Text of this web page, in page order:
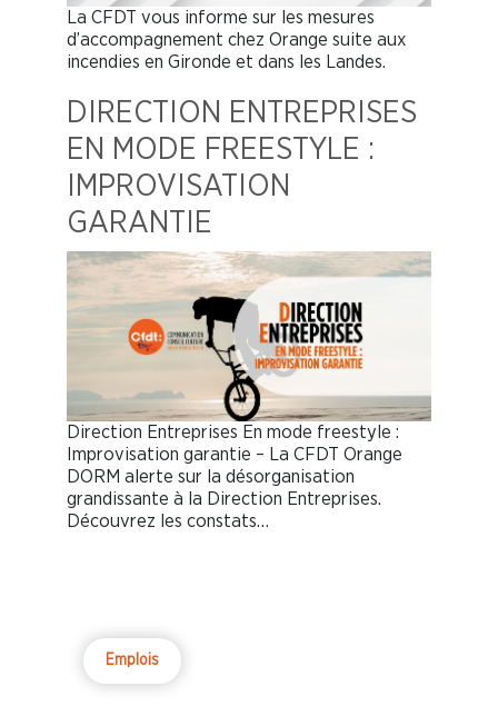
La CFDT vous informe sur les mesures
d’accompagnement chez Orange suite aux
incendies en Gironde et dans les Landes.
DIRECTION ENTREPRISES
EN MODE FREESTYLE :
IMPROVISATION
GARANTIE
Direction Entreprises En mode freestyle :
Improvisation garantie – La CFDT Orange
DORM alerte sur la désorganisation
grandissante à la Direction Entreprises.
Découvrez les constats…
Emplois